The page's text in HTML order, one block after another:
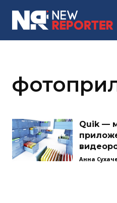
Quik —
Анна